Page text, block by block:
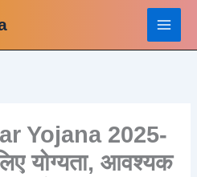
Yojana 2025-
योग्यता, आवश्यक